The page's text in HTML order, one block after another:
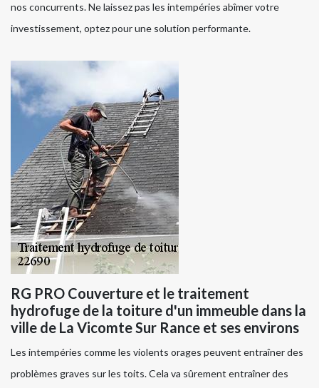
nos concurrents. Ne laissez pas les intempéries abîmer votre
investissement, optez pour une solution performante.
RG PRO Couverture et le traitement
hydrofuge de la toiture d'un immeuble dans la
ville de La Vicomte Sur Rance et ses environs
Les intempéries comme les violents orages peuvent entraîner des
problèmes graves sur les toits. Cela va sûrement entraîner des